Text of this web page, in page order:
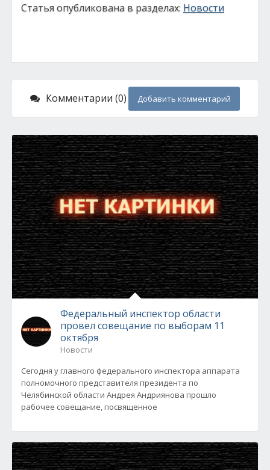
Статья опубликована в разделах: Новости
Комментарии (0) Добавить комментарий
Федеральный инспектор области
провел совещание по выборам 11
октября
Новости
Сегодня у главного федерального инспектора аппарата
полномочного представителя президента по
Челябинской области Андрея Андриянова прошло
рабочее совещание, посвященное